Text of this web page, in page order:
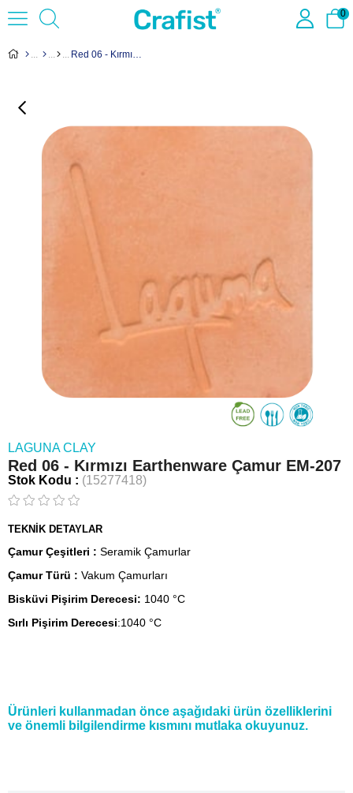
0
Red 06 - Kırmızı Earthenware Çamur EM-207
LAGUNA CLAY
Red 06 - Kırmızı Earthenware Çamur EM-207
Stok Kodu (15277418)
TEKNİK DETAYLAR
Çamur Çeşitleri : Seramik Çamurlar
Çamur Türü : Vakum Çamurları
Bisküvi Pişirim Derecesi: 1040 °C
Sırlı Pişirim Derecesi:1040 °C
Ürünleri kullanmadan önce aşağıdaki ürün özelliklerini
ve önemli bilgilendirme kısmını mutlaka okuyunuz.